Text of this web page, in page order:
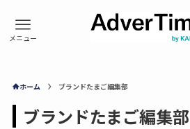
ホーム ブランドたまご編集部
ブランドたまご編集部